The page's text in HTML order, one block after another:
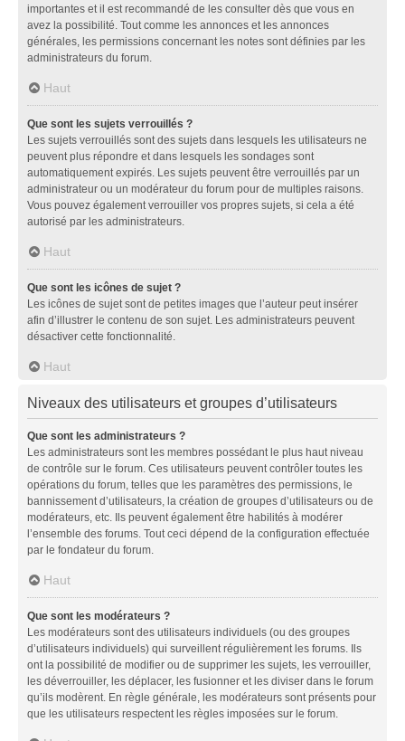
importantes et il est recommandé de les consulter dès que vous en
avez la possibilité. Tout comme les annonces et les annonces
générales, les permissions concernant les notes sont définies par les
administrateurs du forum.
Haut
Que sont les sujets verrouillés ?
Les sujets verrouillés sont des sujets dans lesquels les utilisateurs ne
peuvent plus répondre et dans lesquels les sondages sont
automatiquement expirés. Les sujets peuvent être verrouillés par un
administrateur ou un modérateur du forum pour de multiples raisons.
Vous pouvez également verrouiller vos propres sujets, si cela a été
autorisé par les administrateurs.
Haut
Que sont les icônes de sujet ?
Les icônes de sujet sont de petites images que l’auteur peut insérer
afin d’illustrer le contenu de son sujet. Les administrateurs peuvent
désactiver cette fonctionnalité.
Haut
Niveaux des utilisateurs et groupes d’utilisateurs
Que sont les administrateurs ?
Les administrateurs sont les membres possédant le plus haut niveau
de contrôle sur le forum. Ces utilisateurs peuvent contrôler toutes les
opérations du forum, telles que les paramètres des permissions, le
bannissement d’utilisateurs, la création de groupes d’utilisateurs ou de
modérateurs, etc. Ils peuvent également être habilités à modérer
l’ensemble des forums. Tout ceci dépend de la configuration effectuée
par le fondateur du forum.
Haut
Que sont les modérateurs ?
Les modérateurs sont des utilisateurs individuels (ou des groupes
d’utilisateurs individuels) qui surveillent régulièrement les forums. Ils
ont la possibilité de modifier ou de supprimer les sujets, les verrouiller,
les déverrouiller, les déplacer, les fusionner et les diviser dans le forum
qu’ils modèrent. En règle générale, les modérateurs sont présents pour
que les utilisateurs respectent les règles imposées sur le forum.